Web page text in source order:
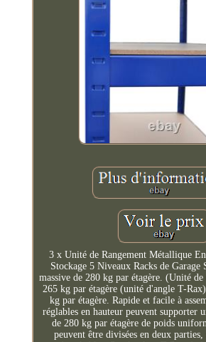
3 x Unité de Rangement Métallique
Stockage 5 Niveaux Racks de Garage
massive de 280 kg par étagère. (Unité
265 kg par étagère (unité d'angle T-
kg par étagère. Rapide et facile à
réglables en hauteur peuvent supporter
de 280 kg par étagère de poids
peuvent être divisées en deux